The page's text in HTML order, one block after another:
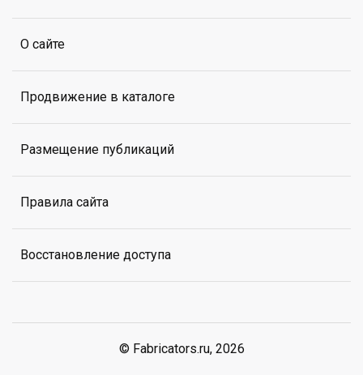
О сайте
Продвижение в каталоге
Размещение публикаций
Правила сайта
Восстановление доступа
© Fabricators.ru, 2026